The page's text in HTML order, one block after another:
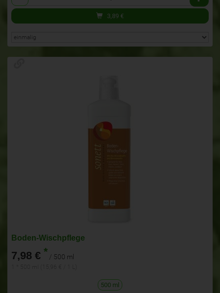
3,89 €
Boden-Wischpflege
7,98 € * / 500 ml
500 ml